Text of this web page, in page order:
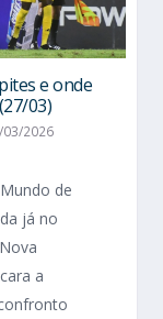
e onde
03)
2026
de
já no
a